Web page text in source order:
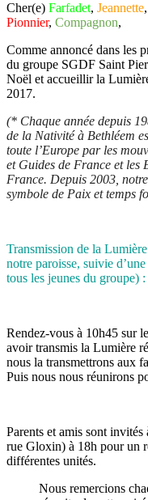
Cher(e) Farfadet, Jeannette,
Pionnier, Compagnon,
Comme annoncé dans les
du groupe SGDF Saint
Noël et accueillir la
2017.
(* Chaque année depuis
de la Nativité à Bethléem
toute l’Europe par les
et Guides de France et les
France. Depuis 2003,
symbole de Paix et temps
Transmission de la
notre paroisse, suivie
tous les jeunes du groupe) :
Rendez-vous à 10h45 sur
avoir transmis la Lumière
nous la transmettrons aux
Puis nous nous réunirons
Parents et amis sont
rue Gloxin) à 18h pour un
différentes unités.
Nous remercions